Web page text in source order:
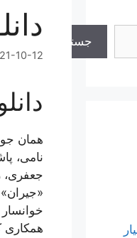
10-12
همان
نامی،
جعفری،
همکاری
جستجو